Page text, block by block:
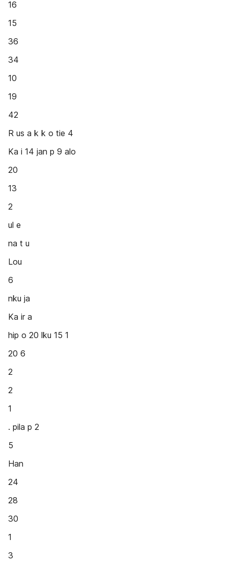
16
15
36
34
10
19
42
R us a k k o tie 4
Ka i 14 jan p 9 alo
20
13
2
ul e
na t u
Lou
6
nku ja
Ka ir a
hip o 20 lku 15 1
20 6
2
2
1
. pila p 2
5
Han
24
28
30
1
3